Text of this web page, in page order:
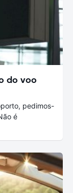
do voo
pedimos-
é